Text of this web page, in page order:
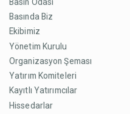
Basında Biz
Ekibimiz
Yönetim Kurulu
Organizasyon Şeması
Yatırım Komiteleri
Kayıtlı Yatırımcılar
Hissedarlar